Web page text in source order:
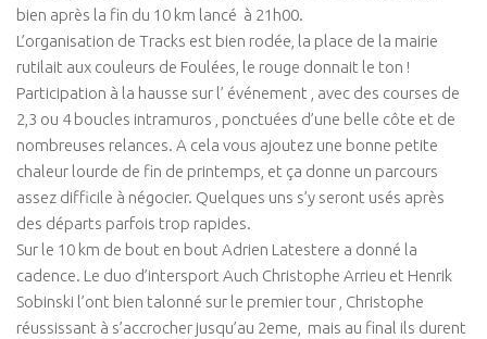
bien après la fin du 10 km lancé à 21h00.
L’organisation de Tracks est bien rodée, la place de la mairie
rutilait aux couleurs de Foulées, le rouge donnait le ton !
Participation à la hausse sur l’ événement , avec des courses de
2,3 ou 4 boucles intramuros , ponctuées d’une belle côte et de
nombreuses relances. A cela vous ajoutez une bonne petite
chaleur lourde de fin de printemps, et ça donne un parcours
assez difficile à négocier. Quelques uns s’y seront usés après
des départs parfois trop rapides.
Sur le 10 km de bout en bout Adrien Latestere a donné la
cadence. Le duo d’intersport Auch Christophe Arrieu et Henrik
Sobinski l’ont bien talonné sur le premier tour , Christophe
réussissant à s’accrocher jusqu’au 2eme, mais au final ils durent